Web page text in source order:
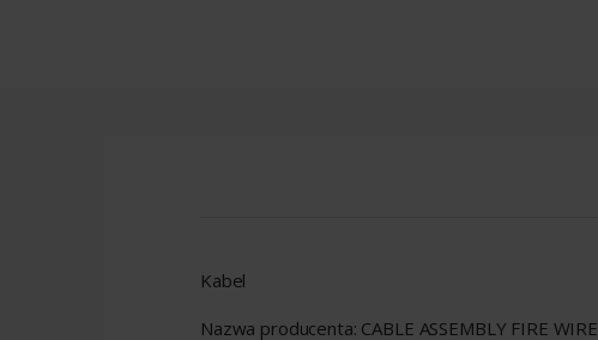
Kabel
Nazwa producenta: CABLE ASSEMBLY FIRE WIRE